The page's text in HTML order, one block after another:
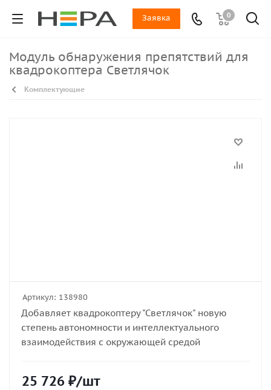
0
Заявка
Модуль обнаружения препятствий для
квадрокоптера Светлячок
Комплектующие
Артикул: 138980
Добавляет квадрокоптеру "Светлячок" новую
степень автономности и интеллектуального
взаимодействия с окружающей средой
25 726 ₽/шт